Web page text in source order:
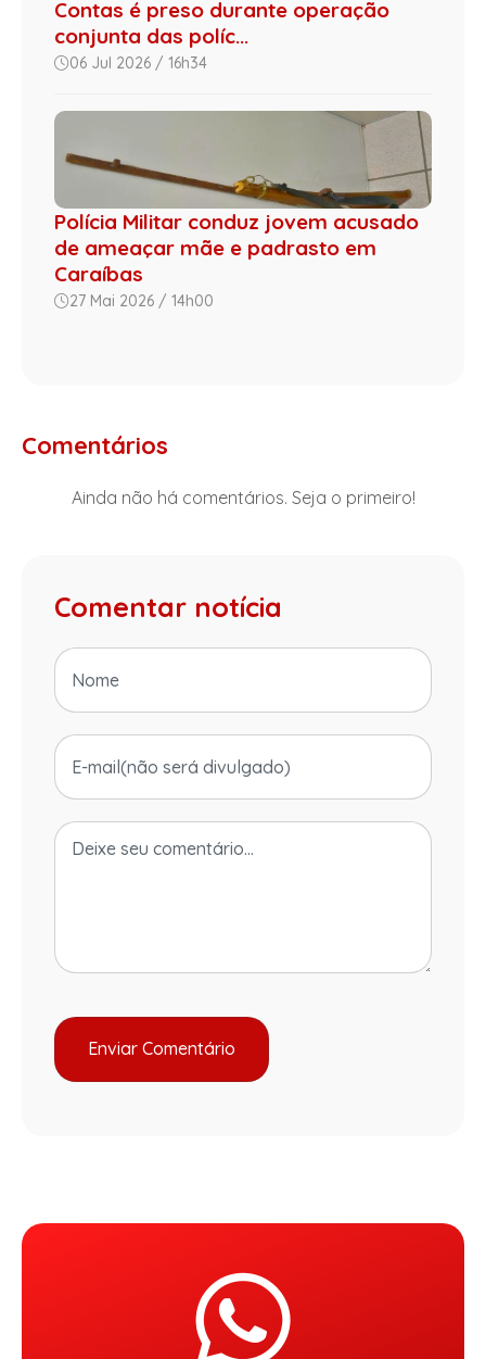
Contas é preso durante operação
conjunta das políc...
06 Jul 2026 / 16h34
Polícia Militar conduz jovem acusado
de ameaçar mãe e padrasto em
Caraíbas
27 Mai 2026 / 14h00
Comentários
Ainda não há comentários. Seja o primeiro!
Comentar notícia